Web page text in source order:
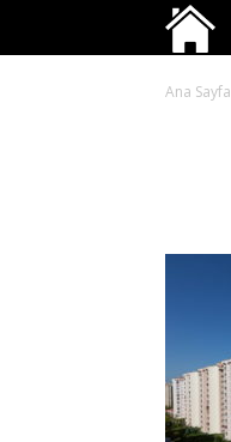
Ana Sayfa